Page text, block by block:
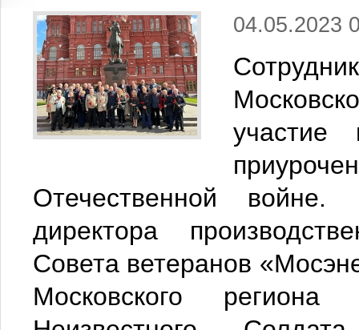
04.05.2023
участие
Отечественной войне.
директора
Совета ветеранов
Московского